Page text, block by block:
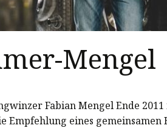
Mengel
Fabian Mengel Ende
Empfehlung eines gemeinsamen